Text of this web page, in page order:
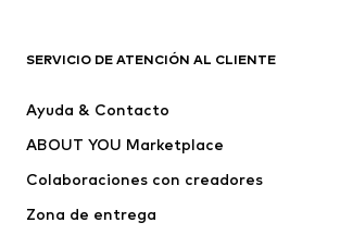
Vestidos
Camisetas y tops
Chaquetas
Jerséis y punto
Ropa interior
SERVICIO DE ATENCIÓN AL CLIENTE
Ayuda & Contacto
ABOUT YOU Marketplace
Colaboraciones con creadores
Zona de entrega